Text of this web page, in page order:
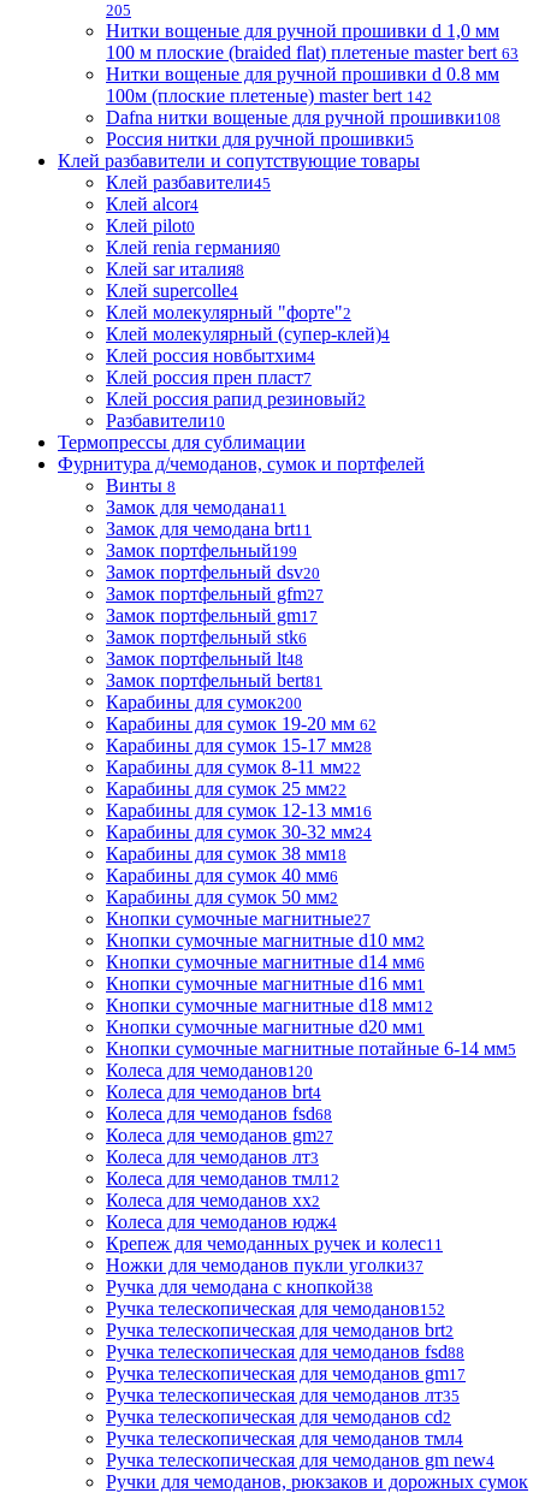
205
Нитки вощеные для ручной прошивки d 1,0 мм
100 м плоские (braided flat) плетеные master bert 63
Нитки вощеные для ручной прошивки d 0.8 мм
100м (плоские плетеные) master bert 142
Dafna нитки вощеные для ручной прошивки108
Россия нитки для ручной прошивки5
Клей разбавители и сопутствующие товары
Клей разбавители45
Клей alcor4
Клей pilot0
Клей renia германия0
Клей sar италия8
Клей supercolle4
Клей молекулярный "форте"2
Клей молекулярный (супер-клей)4
Клей россия новбытхим4
Клей россия прен пласт7
Клей россия рапид резиновый2
Разбавители10
Термопрессы для сублимации
Фурнитура д/чемоданов, сумок и портфелей
Винты 8
Замок для чемодана11
Замок для чемодана brt11
Замок портфельный199
Замок портфельный dsv20
Замок портфельный gfm27
Замок портфельный gm17
Замок портфельный stk6
Замок портфельный lt48
Замок портфельный bert81
Карабины для сумок200
Карабины для сумок 19-20 мм 62
Карабины для сумок 15-17 мм28
Карабины для сумок 8-11 мм22
Карабины для сумок 25 мм22
Карабины для сумок 12-13 мм16
Карабины для сумок 30-32 мм24
Карабины для сумок 38 мм18
Карабины для сумок 40 мм6
Карабины для сумок 50 мм2
Кнопки сумочные магнитные27
Кнопки сумочные магнитные d10 мм2
Кнопки сумочные магнитные d14 мм6
Кнопки сумочные магнитные d16 мм1
Кнопки сумочные магнитные d18 мм12
Кнопки сумочные магнитные d20 мм1
Кнопки сумочные магнитные потайные 6-14 мм5
Колеса для чемоданов120
Колеса для чемоданов brt4
Колеса для чемоданов fsd68
Колеса для чемоданов gm27
Колеса для чемоданов лт3
Колеса для чемоданов тмл12
Колеса для чемоданов хх2
Колеса для чемоданов юдж4
Крепеж для чемоданных ручек и колес11
Ножки для чемоданов пукли уголки37
Ручка для чемодана с кнопкой38
Ручка телескопическая для чемоданов152
Ручка телескопическая для чемоданов brt2
Ручка телескопическая для чемоданов fsd88
Ручка телескопическая для чемоданов gm17
Ручка телескопическая для чемоданов лт35
Ручка телескопическая для чемоданов сd2
Ручка телескопическая для чемоданов тмл4
Ручка телескопическая для чемоданов gm new4
Ручки для чемоданов, рюкзаков и дорожных сумок